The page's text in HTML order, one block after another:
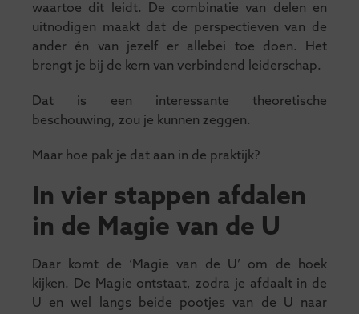
waartoe dit leidt. De combinatie van delen en
uitnodigen maakt dat de perspectieven van de
ander én van jezelf er allebei toe doen. Het
brengt je bij de kern van verbindend leiderschap.
Dat is een interessante theoretische
beschouwing, zou je kunnen zeggen.
Maar hoe pak je dat aan in de praktijk?
In vier stappen afdalen
in de Magie van de U
Daar komt de ‘Magie van de U’ om de hoek
kijken. De Magie ontstaat, zodra je afdaalt in de
U en wel langs beide pootjes van de U naar